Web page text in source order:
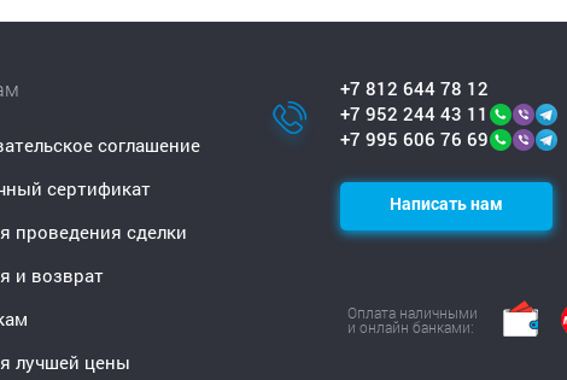
соглашение
сертификат
проведения сделки
и возврат
лучшей цены
+7 812 644 78 12
+7 952 244 43 11
+7 995 606 76 69
Написать нам
Оплата наличными
и онлайн банками: